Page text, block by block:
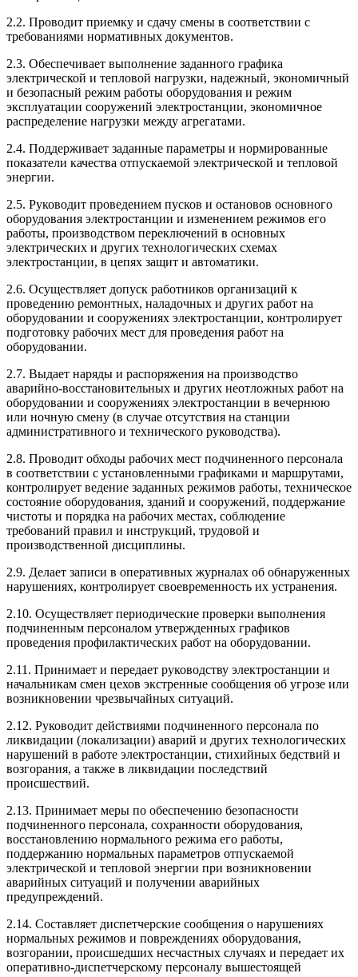
2.2. Проводит приемку и сдачу смены в соответствии с
требованиями нормативных документов.
2.3. Обеспечивает выполнение заданного графика
электрической и тепловой нагрузки, надежный, экономичный
и безопасный режим работы оборудования и режим
эксплуатации сооружений электростанции, экономичное
распределение нагрузки между агрегатами.
2.4. Поддерживает заданные параметры и нормированные
показатели качества отпускаемой электрической и тепловой
энергии.
2.5. Руководит проведением пусков и остановов основного
оборудования электростанции и изменением режимов его
работы, производством переключений в основных
электрических и других технологических схемах
электростанции, в цепях защит и автоматики.
2.6. Осуществляет допуск работников организаций к
проведению ремонтных, наладочных и других работ на
оборудовании и сооружениях электростанции, контролирует
подготовку рабочих мест для проведения работ на
оборудовании.
2.7. Выдает наряды и распоряжения на производство
аварийно-восстановительных и других неотложных работ на
оборудовании и сооружениях электростанции в вечернюю
или ночную смену (в случае отсутствия на станции
административного и технического руководства).
2.8. Проводит обходы рабочих мест подчиненного персонала
в соответствии с установленными графиками и маршрутами,
контролирует ведение заданных режимов работы, техническое
состояние оборудования, зданий и сооружений, поддержание
чистоты и порядка на рабочих местах, соблюдение
требований правил и инструкций, трудовой и
производственной дисциплины.
2.9. Делает записи в оперативных журналах об обнаруженных
нарушениях, контролирует своевременность их устранения.
2.10. Осуществляет периодические проверки выполнения
подчиненным персоналом утвержденных графиков
проведения профилактических работ на оборудовании.
2.11. Принимает и передает руководству электростанции и
начальникам смен цехов экстренные сообщения об угрозе или
возникновении чрезвычайных ситуаций.
2.12. Руководит действиями подчиненного персонала по
ликвидации (локализации) аварий и других технологических
нарушений в работе электростанции, стихийных бедствий и
возгорания, а также в ликвидации последствий
происшествий.
2.13. Принимает меры по обеспечению безопасности
подчиненного персонала, сохранности оборудования,
восстановлению нормального режима его работы,
поддержанию нормальных параметров отпускаемой
электрической и тепловой энергии при возникновении
аварийных ситуаций и получении аварийных
предупреждений.
2.14. Составляет диспетчерские сообщения о нарушениях
нормальных режимов и повреждениях оборудования,
возгорании, происшедших несчастных случаях и передает их
оперативно-диспетчерскому персоналу вышестоящей